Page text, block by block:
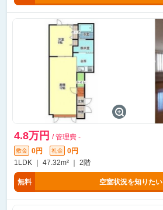
4.8万円 / 管理費 -
敷金 0円 礼金
0円
1LDK ｜ 47.32m² ｜ 2階
無料 空室状況を知りたい